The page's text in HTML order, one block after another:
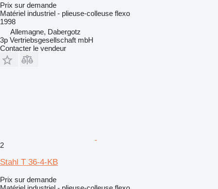
Prix sur demande
Matériel industriel - plieuse-colleuse flexo
1998
Allemagne, Dabergotz
3p Vertriebsgesellschaft mbH
Contacter le vendeur
2
Stahl T 36-4-KB
Prix sur demande